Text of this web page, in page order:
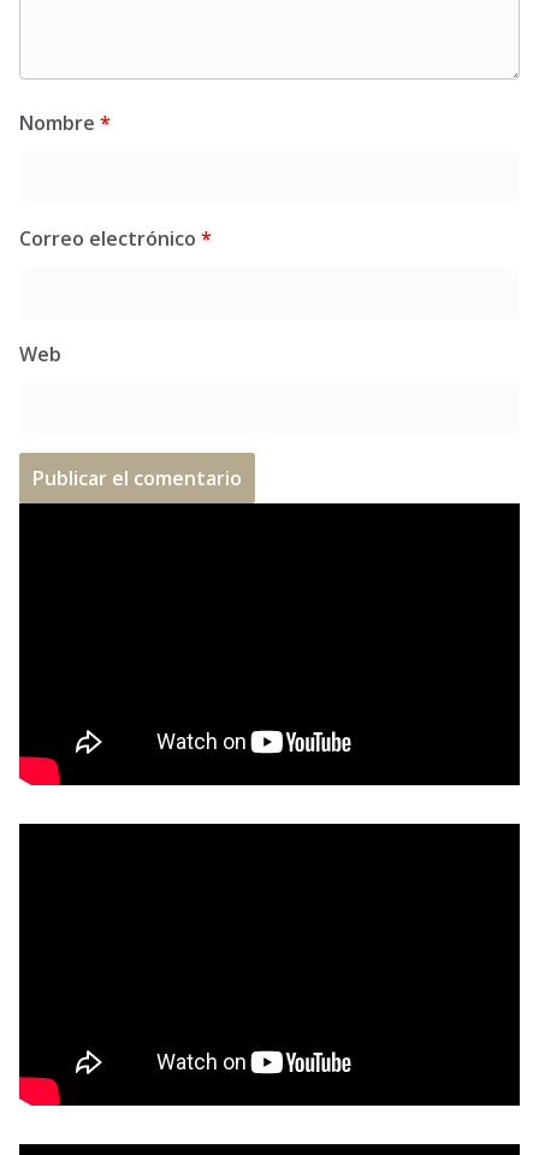
Nombre *
Correo electrónico *
Web